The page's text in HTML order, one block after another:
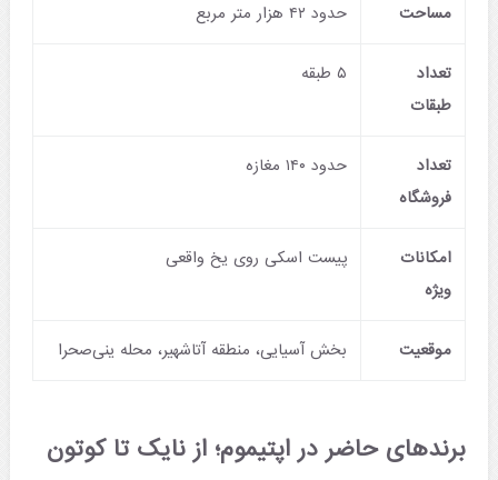
مساحت حدود ۴۲ هزار متر مربع
تعداد
طبقات
۵ طبقه
تعداد
فروشگاه
حدود ۱۴۰ مغازه
امکانات
ویژه
پیست اسکی روی یخ واقعی
موقعیت بخش آسیایی، منطقه آتاشهیر، محله ینی‌صحرا
برندهای حاضر در اپتیموم؛ از نایک تا کوتون